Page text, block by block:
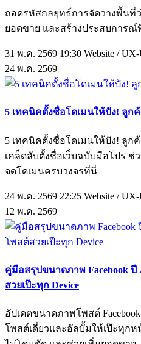
ถอดรหัสกลยุทธ์การจัดวางพื้นที่
ยอดขาย และสร้างประสบการณ์
31 พ.ค. 2569 19:30 Website /
24 พ.ค. 2569
5 เทคนิคตั้งชื่อโดเมนให้ปัง! ลูกค้
5 เทคนิคตั้งชื่อโดเมนให้ปัง! ลูกค้
เคล็ดลับตั้งชื่อเว็บฉบับมือโปร ช่
จดโดเมนครบวงจรที่นี่
24 พ.ค. 2569 22:25 Website /
12 พ.ค. 2569
คู่มือสรุปขนาดภาพ Facebook ปี
สวยเป๊ะทุก Device
อัปเดตขนาดภาพโพสต์
โพสต์เดี่ยวและอัลบั้มให้เป๊ะทุก